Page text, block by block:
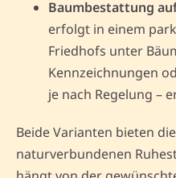
Baumbestattung
erfolgt in einem
Friedhofs unter
Kennzeichnungen
je nach Regelung –
Beide Varianten bieten
naturverbundenen